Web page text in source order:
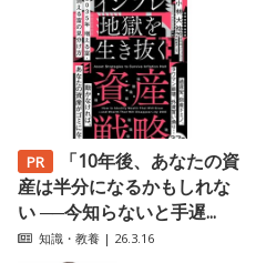
「10年後、あなたの資
産は半分になるかもしれな
い ──今知らないと手遅...
知識・教養 | 26.3.16